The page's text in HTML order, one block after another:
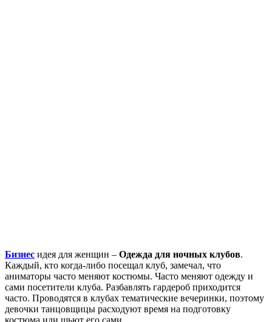
Бизнес идея для женщин – Одежда для ночных клубов.
Каждый, кто когда-либо посещал клуб, замечал, что
аниматоры часто меняют костюмы. Часто меняют одежду и
сами посетители клуба. Разбавлять гардероб приходится
часто. Проводятся в клубах тематические вечеринки, поэтому
девочки танцовщицы расходуют время на подготовку
костюма или шьют его сами.